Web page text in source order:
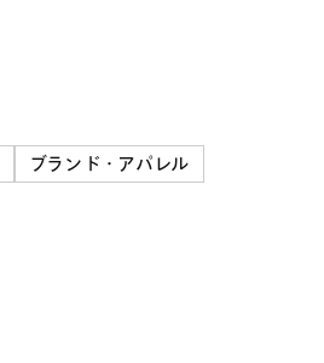
ブランド・アパレル